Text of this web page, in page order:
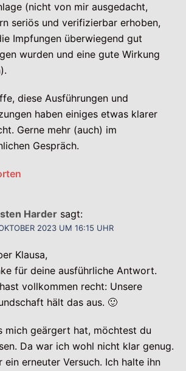
(nicht von mir ausgedacht,
seriös und verifizierbar erhoben,
Impfungen überwiegend gut
wurden und eine gute Wirkung
diese Ausführungen und
haben einiges etwas klarer
Gerne mehr (auch) im
Gespräch.
Harder sagt:
2023 UM 16:15 UHR
Klausa,
für deine ausführliche Antwort.
vollkommen recht: Unsere
hält das aus. 🙂
mich geärgert hat, möchtest du
Da war ich wohl nicht klar genug.
ein erneuter Versuch. Ich halte ihn